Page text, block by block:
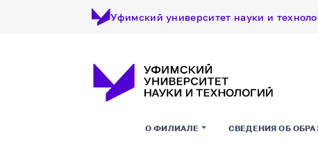
Уфимский университет науки и
О ФИЛИАЛЕ СВЕДЕНИЯ ОБ